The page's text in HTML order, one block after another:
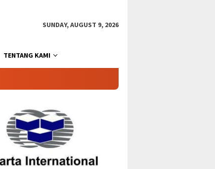
SUNDAY, AUGUST 9, 2026
TENTANG KAMI